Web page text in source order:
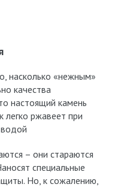
насколько «нежным»
качества
настоящий камень
легко ржавеет при
– они стараются
специальные
Но, к сожалению,